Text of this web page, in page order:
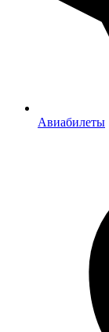
Авиабилеты